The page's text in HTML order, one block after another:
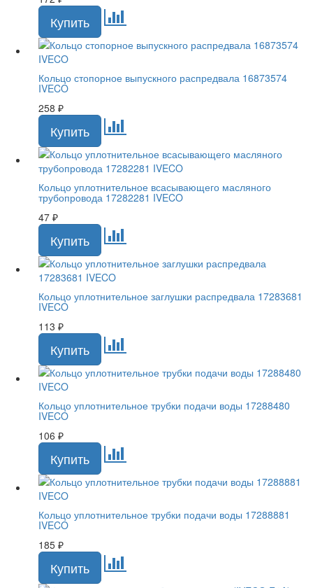
Кольцо стопорное выпускного распредвала 16873574
IVECO
258 ₽
Кольцо уплотнительное всасывающего масляного
трубопровода 17282281 IVECO
47 ₽
Кольцо уплотнительное заглушки распредвала 17283681
IVECO
113 ₽
Кольцо уплотнительное трубки подачи воды 17288480
IVECO
106 ₽
Кольцо уплотнительное трубки подачи воды 17288881
IVECO
185 ₽